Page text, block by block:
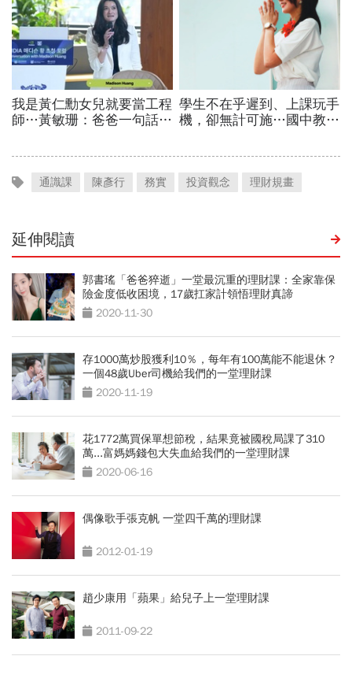
通識課 陳彥行 務實 投資觀念 理財規畫
延伸閱讀
郭書瑤「爸爸猝逝」一堂最沉重的理財課：全家靠保
險金度低收困境，17歲扛家計領悟理財真諦
2020-11-30
存1000萬炒股獲利10％，每年有100萬能不能退休？
一個48歲Uber司機給我們的一堂理財課
2020-11-19
花1772萬買保單想節稅，結果竟被國稅局課了310
萬...富媽媽錢包大失血給我們的一堂理財課
2020-06-16
偶像歌手張克帆 一堂四千萬的理財課
2012-01-19
趙少康用「蘋果」給兒子上一堂理財課
2011-09-22